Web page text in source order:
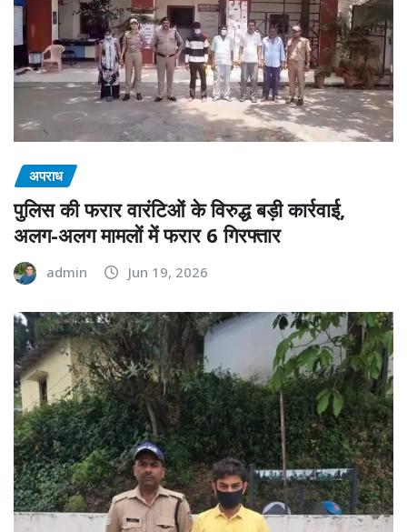
अपराध
पुलिस की फरार वारंटिओं के विरुद्ध बड़ी कार्रवाई,
अलग-अलग मामलों में फरार 6 गिरफ्तार
admin Jun 19, 2026